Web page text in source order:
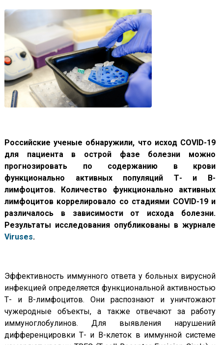
Российские ученые обнаружили, что исход COVID-19
для пациента в острой фазе болезни можно
прогнозировать по содержанию в крови
функционально активных популяций Т- и В-
лимфоцитов. Количество функционально активных
лимфоцитов коррелировало со стадиями COVID-19 и
различалось в зависимости от исхода болезни.
Результаты исследования опубликованы в журнале
Viruses.
Эффективность иммунного ответа у больных вирусной
инфекцией определяется функциональной активностью
Т- и В-лимфоцитов. Они распознают и уничтожают
чужеродные объекты, а также отвечают за работу
иммуноглобулинов. Для выявления нарушений
дифференцировки Т- и В-клеток в иммунной системе